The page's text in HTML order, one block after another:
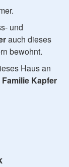
und
auch dieses
bewohnt.
Haus an
Familie Kapfer